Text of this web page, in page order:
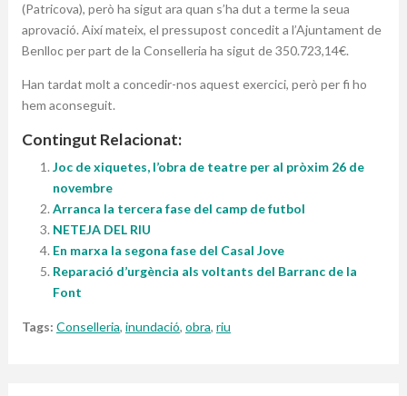
(Patricova), però ha sigut ara quan s’ha dut a terme la seua
aprovació. Així mateix, el pressupost concedit a l’Ajuntament de
Benlloc per part de la Conselleria ha sigut de 350.723,14€.
Han tardat molt a concedir-nos aquest exercici, però per fi ho
hem aconseguit.
Contingut Relacionat:
Joc de xiquetes, l’obra de teatre per al pròxim 26 de
novembre
Arranca la tercera fase del camp de futbol
NETEJA DEL RIU
En marxa la segona fase del Casal Jove
Reparació d’urgència als voltants del Barranc de la
Font
Tags: Conselleria, inundació, obra, riu